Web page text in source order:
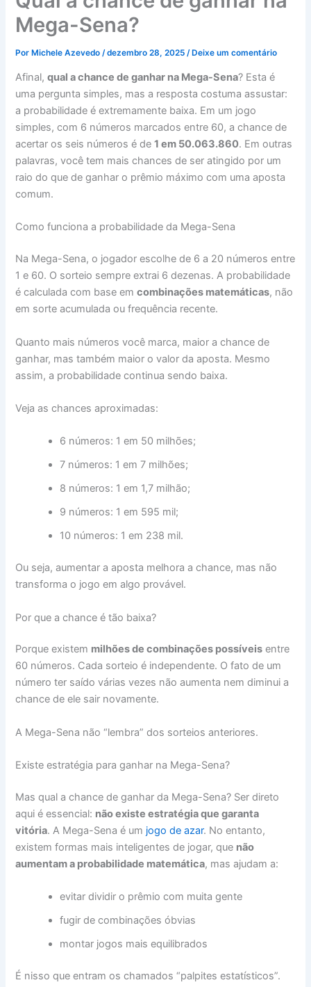
Mega-Sena?
PorMichele Azevedo /dezembro 28, 2025 /Deixe um comentário
Afinal,qual a chance de ganhar na Mega-Sena? Esta é
uma pergunta simples, mas a resposta costuma assustar:
a probabilidade é extremamente baixa. Em um jogo
simples, com 6 números marcados entre 60, a chance de
acertar os seis números é de1 em 50.063.860. Em outras
palavras, você tem mais chances de ser atingido por um
raio do que de ganhar o prêmio máximo com uma aposta
comum.
Como funciona a probabilidade da Mega-Sena
Na Mega-Sena, o jogador escolhe de 6 a 20 números entre
1 e 60. O sorteio sempre extrai 6 dezenas. A probabilidade
é calculada com base emcombinações matemáticas, não
em sorte acumulada ou frequência recente.
Quanto mais números você marca, maior a chance de
ganhar, mas também maior o valor da aposta. Mesmo
assim, a probabilidade continua sendo baixa.
Veja as chances aproximadas:
6 números: 1 em 50 milhões;
7 números: 1 em 7 milhões;
8 números: 1 em 1,7 milhão;
9 números: 1 em 595 mil;
10 números: 1 em 238 mil.
Ou seja, aumentar a aposta melhora a chance, mas não
transforma o jogo em algo provável.
Por que a chance é tão baixa?
Porque existem milhões de combinações possíveis entre
60 números. Cada sorteio é independente. O fato de um
número ter saído várias vezes não aumenta nem diminui a
chance de ele sair novamente.
A Mega-Sena não “lembra” dos sorteios anteriores.
Existe estratégia para ganhar na Mega-Sena?
Mas qual a chance de ganhar da Mega-Sena? Ser direto
aqui é essencial: não existe estratégia que garanta
vitória. A Mega-Sena é um jogo de azar. No entanto,
existem formas mais inteligentes de jogar, que não
aumentam a probabilidade matemática, mas ajudam a:
evitar dividir o prêmio com muita gente
fugir de combinações óbvias
montar jogos mais equilibrados
É nisso que entram os chamados “palpites estatísticos”.